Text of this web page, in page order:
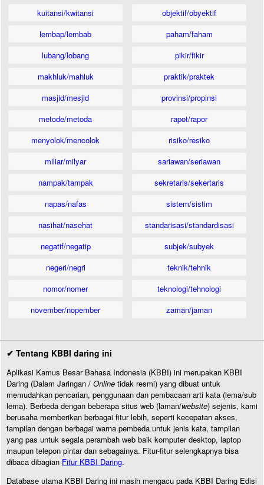
kuitansi/kwitansi
lembap/lembab
lubang/lobang
makhluk/mahluk
masjid/mesjid
metode/metoda
menyolok/mencolok
miliar/milyar
nampak/tampak
napas/nafas
nasihat/nasehat
negatif/negatip
negeri/negri
nomor/nomer
november/nopember
objektif/obyektif
paham/faham
pikir/fikir
praktik/praktek
provinsi/propinsi
rapot/rapor
risiko/resiko
sariawan/seriawan
sekretaris/sekertaris
sistem/sistim
standarisasi/standardisasi
subjek/subyek
teknik/tehnik
teknologi/tehnologi
zaman/jaman
✔ Tentang KBBI daring ini
Aplikasi Kamus Besar Bahasa Indonesia (KBBI) ini merupakan KBBI
Daring (Dalam Jaringan / Online tidak resmi) yang dibuat untuk
memudahkan pencarian, penggunaan dan pembacaan arti kata (lema/sub
lema). Berbeda dengan beberapa situs web (laman/website) sejenis, kami
berusaha memberikan berbagai fitur lebih, seperti kecepatan akses,
tampilan dengan berbagai warna pembeda untuk jenis kata, tampilan
yang pas untuk segala perambah web baik komputer desktop, laptop
maupun telepon pintar dan sebagainya. Fitur-fitur selengkapnya bisa
dibaca dibagian Fitur KBBI Daring.
Database utama KBBI Daring ini masih mengacu pada KBBI Daring Edisi